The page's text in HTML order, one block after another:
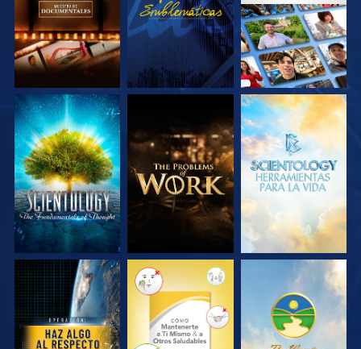
EXPLORA LAS
SERIES
EXPLORA LAS
SERIES
EXPLORA LAS
SERIES
VE VE VE